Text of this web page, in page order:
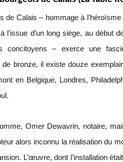
de Calais – hommage à
l’issue d’un long siège, au début
concitoyens – exerce une
de bronze, il existe douze
en Belgique, Londres,
Omer Dewavrin, notaire,
alors inconnu la réalisation du
L’œuvre, dont l’installation